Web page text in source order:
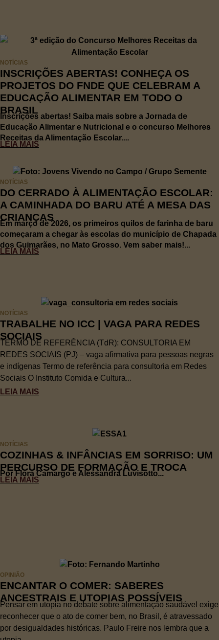
NOTÍCIAS
INSCRIÇÕES ABERTAS! CONHEÇA OS
PROJETOS DO FNDE QUE CELEBRAM A
EDUCAÇÃO ALIMENTAR EM TODO O
BRASIL
Inscrições abertas! Saiba mais sobre a Jornada de
Educação Alimentar e Nutricional e o concurso Melhores
Receitas da Alimentação Escolar....
LEIA MAIS
NOTÍCIAS
DO CERRADO À ALIMENTAÇÃO ESCOLAR:
A CAMINHADA DO BARU ATÉ A MESA DAS
CRIANÇAS
Em março de 2026, os primeiros quilos de farinha de baru
começaram a chegar às escolas do município de Chapada
dos Guimarães, no Mato Grosso. Vem saber mais!...
LEIA MAIS
NOTÍCIAS
TRABALHE NO ICC | VAGA PARA REDES
SOCIAIS
TERMO DE REFERÊNCIA (TdR): CONSULTORIA EM
REDES SOCIAIS (PJ) – vaga afirmativa para pessoas negras
e indígenas Termo de referência para consultoria em Redes
Sociais O Instituto Comida e Cultura...
LEIA MAIS
NOTÍCIAS
COZINHAS & INFÂNCIAS EM SORRISO: UM
PERCURSO DE FORMAÇÃO E TROCA
Por Flora Camargo e Alessandra Luvisotto...
LEIA MAIS
OPINIÃO
ENCANTAR O COMER: SABERES
ANCESTRAIS E UTOPIAS POSSÍVEIS
Pensar em utopia no debate sobre alimentação saudável exige
reconhecer que o ato de comer bem, no Brasil, é atravessado
por desigualdades históricas. Paulo Freire nos lembra que a